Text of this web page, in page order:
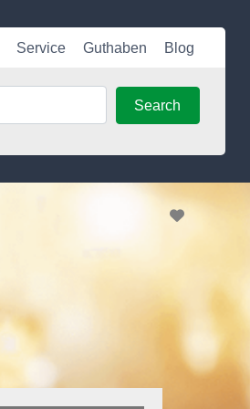
Service Guthaben Blog
Search
Favorite